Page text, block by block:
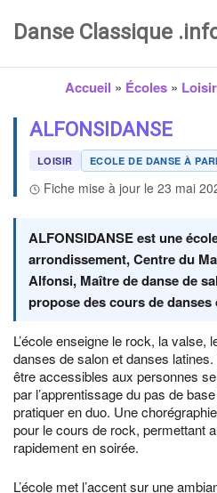
Danse Classique
Accueil » Écoles » Loisir
ALFONSIDANSE
LOISIR ECOLE DE DANSE À
Fiche mise à jour le 23 mai
ALFONSIDANSE est une
arrondissement, Centre du
Alfonsi, Maître de danse de
propose des cours de danses
L’école enseigne le rock, la valse,
danses de salon et danses
être accessibles aux personnes
par l’apprentissage du pas de
pratiquer en duo. Une
pour le cours de rock, permettant
rapidement en soirée.
L’école met l’accent sur une